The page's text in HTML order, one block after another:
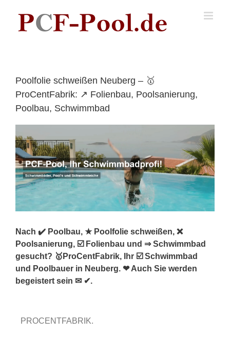
content
Poolfolie schweißen Neuberg – 🥇
ProCentFabrik: ↗️ Folienbau, Poolsanierung,
Poolbau, Schwimmbad
Nach ✔️ Poolbau, ★ Poolfolie schweißen, ❌
Poolsanierung, ☑️ Folienbau und ⇒ Schwimmbad
gesucht? 🥇ProCentFabrik, Ihr ☑️ Schwimmbad
und Poolbauer in Neuberg. ❤ Auch Sie werden
begeistert sein ✉ ✔.
PROCENTFABRIK.